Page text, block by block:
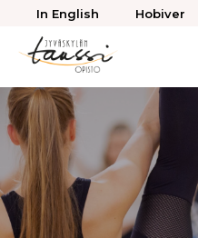
Takaisin
In English Hobiver
Jyväskylän
Tanssiopisto